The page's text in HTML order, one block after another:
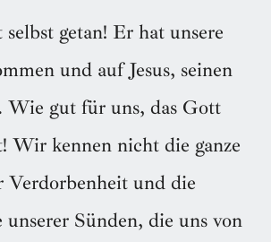
getan! Er hat unsere
und auf Jesus, seinen
Wie gut für uns, das Gott
Wir kennen nicht die ganze
Verdorbenheit und die
unserer Sünden, die uns von